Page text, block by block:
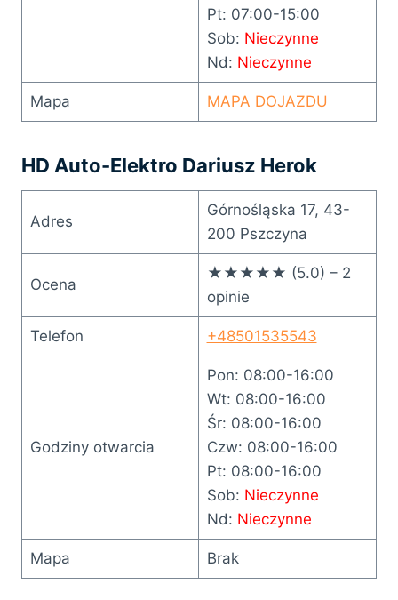
Pt: 07:00-15:00
Sob: Nieczynne
Nd: Nieczynne
Mapa MAPA DOJAZDU
HD Auto-Elektro Dariusz Herok
Adres
Górnośląska 17, 43-
200 Pszczyna
Ocena
★★★★★ (5.0) – 2
opinie
Telefon +48501535543
Godziny otwarcia
Pon: 08:00-16:00
Wt: 08:00-16:00
Śr: 08:00-16:00
Czw: 08:00-16:00
Pt: 08:00-16:00
Sob: Nieczynne
Nd: Nieczynne
Mapa Brak